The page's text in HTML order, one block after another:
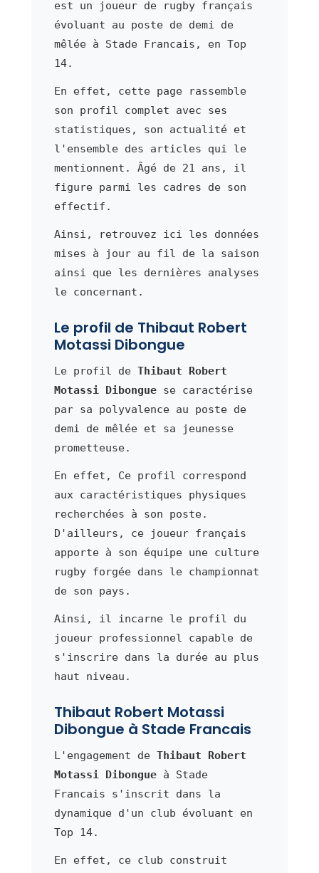
est un joueur de rugby français
évoluant au poste de demi de
mêlée à Stade Francais, en Top
14.
En effet, cette page rassemble
son profil complet avec ses
statistiques, son actualité et
l'ensemble des articles qui le
mentionnent. Âgé de 21 ans, il
figure parmi les cadres de son
effectif.
Ainsi, retrouvez ici les données
mises à jour au fil de la saison
ainsi que les dernières analyses
le concernant.
Le profil de Thibaut Robert
Motassi Dibongue
Le profil de Thibaut Robert
Motassi Dibonguese caractérise
par sa polyvalence au poste de
demi de mêlée et sa jeunesse
prometteuse.
En effet, Ce profil correspond
aux caractéristiques physiques
recherchées à son poste.
D'ailleurs, ce joueur français
apporte à son équipe une culture
rugby forgée dans le championnat
de son pays.
Ainsi, il incarne le profil du
joueur professionnel capable de
s'inscrire dans la durée au plus
haut niveau.
Thibaut Robert Motassi
Dibongue à Stade Francais
L'engagement de Thibaut Robert
Motassi Dibongueà Stade
Francais s'inscrit dans la
dynamique d'un club évoluant en
Top 14.
En effet, ce club construit